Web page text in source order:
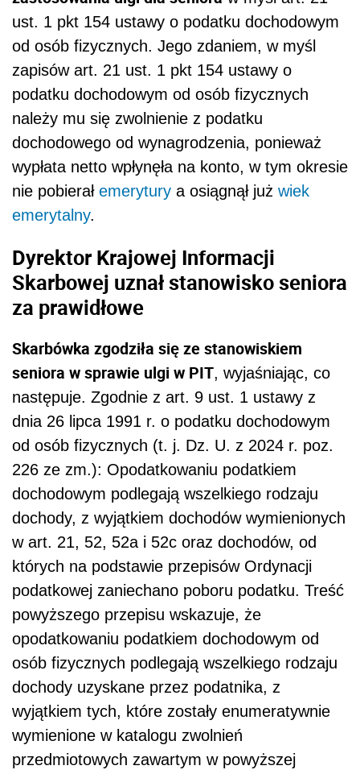
ust. 1 pkt 154 ustawy o podatku dochodowym
od osób fizycznych. Jego zdaniem, w myśl
zapisów art. 21 ust. 1 pkt 154 ustawy o
podatku dochodowym od osób fizycznych
należy mu się zwolnienie z podatku
dochodowego od wynagrodzenia, ponieważ
wypłata netto wpłynęła na konto, w tym okresie
nie pobierał emerytury a osiągnął już wiek
emerytalny.
Dyrektor Krajowej Informacji
Skarbowej uznał stanowisko seniora
za prawidłowe
Skarbówka zgodziła się ze stanowiskiem
seniora w sprawie ulgi w PIT, wyjaśniając, co
następuje. Zgodnie z art. 9 ust. 1 ustawy z
dnia 26 lipca 1991 r. o podatku dochodowym
od osób fizycznych (t. j. Dz. U. z 2024 r. poz.
226 ze zm.): Opodatkowaniu podatkiem
dochodowym podlegają wszelkiego rodzaju
dochody, z wyjątkiem dochodów wymienionych
w art. 21, 52, 52a i 52c oraz dochodów, od
których na podstawie przepisów Ordynacji
podatkowej zaniechano poboru podatku. Treść
powyższego przepisu wskazuje, że
opodatkowaniu podatkiem dochodowym od
osób fizycznych podlegają wszelkiego rodzaju
dochody uzyskane przez podatnika, z
wyjątkiem tych, które zostały enumeratywnie
wymienione w katalogu zwolnień
przedmiotowych zawartym w powyższej